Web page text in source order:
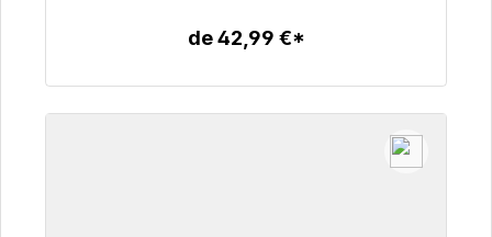
de 42,99 €*